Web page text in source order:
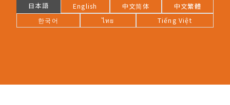
日本語 English 中文简体
中文繁體
한국어
ไทย Tiếng Việt